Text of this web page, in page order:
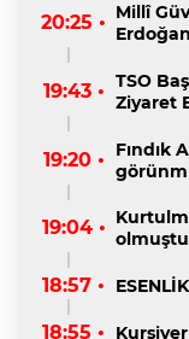
20:25 • Millî
19:43 • TSO
Ziyaret
19:20 •
Fındık
19:04 •
18:57 •
18:55 •